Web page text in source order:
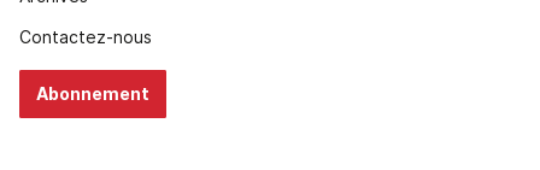
Contactez-nous
Abonnement